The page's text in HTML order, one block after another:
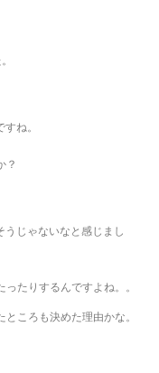
ね。
？
うじゃないなと感じまし
たりするんですよね。。
ころも決めた理由かな。